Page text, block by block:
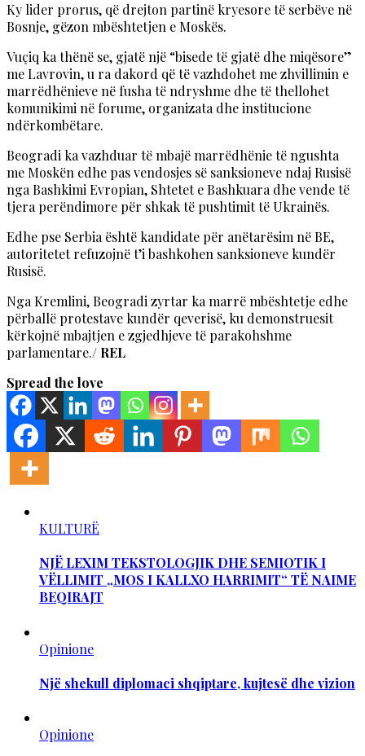
Ky lider prorus, që drejton partinë kryesore të serbëve në
Bosnje, gëzon mbështetjen e Moskës.
Vuçiq ka thënë se, gjatë një “bisede të gjatë dhe miqësore”
me Lavrovin, u ra dakord që të vazhdohet me zhvillimin e
marrëdhënieve në fusha të ndryshme dhe të thellohet
komunikimi në forume, organizata dhe institucione
ndërkombëtare.
Beogradi ka vazhduar të mbajë marrëdhënie të ngushta
me Moskën edhe pas vendosjes së sanksioneve ndaj Rusisë
nga Bashkimi Evropian, Shtetet e Bashkuara dhe vende të
tjera perëndimore për shkak të pushtimit të Ukrainës.
Edhe pse Serbia është kandidate për anëtarësim në BE,
autoritetet refuzojnë t’i bashkohen sanksioneve kundër
Rusisë.
Nga Kremlini, Beogradi zyrtar ka marrë mbështetje edhe
përballë protestave kundër qeverisë, ku demonstruesit
kërkojnë mbajtjen e zgjedhjeve të parakohshme
parlamentare./ REL
Spread the love
KULTURË
NJË LEXIM TEKSTOLOGJIK DHE SEMIOTIK I
VËLLIMIT „MOS I KALLXO HARRIMIT“ TË NAIME
BEQIRAJT
Opinione
Një shekull diplomaci shqiptare, kujtesë dhe vizion
Opinione